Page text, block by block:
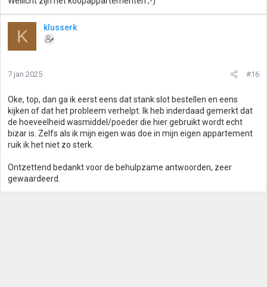
K klusserk
7 jan 2025 #16
Oke, top, dan ga ik eerst eens dat stank slot bestellen en eens
kijken of dat het probleem verhelpt. Ik heb inderdaad gemerkt dat
de hoeveelheid wasmiddel/poeder die hier gebruikt wordt echt
bizar is. Zelfs als ik mijn eigen was doe in mijn eigen appartement
ruik ik het niet zo sterk.
Ontzettend bedankt voor de behulpzame antwoorden, zeer
gewaardeerd.